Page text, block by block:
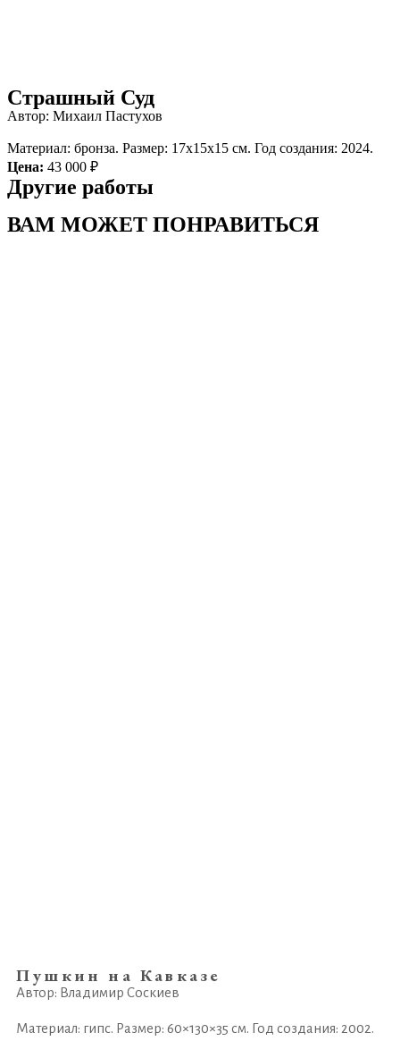
Страшный Суд
Автор: Михаил Пастухов
Материал: бронза. Размер: 17х15х15 см. Год создания: 2024.
Цена: 43 000 ₽
Другие работы
ВАМ МОЖЕТ ПОНРАВИТЬСЯ
Пушкин на Кавказе
Автор: Владимир Соскиев
Материал: гипс. Размер: 60×130×35 см. Год создания: 2002.